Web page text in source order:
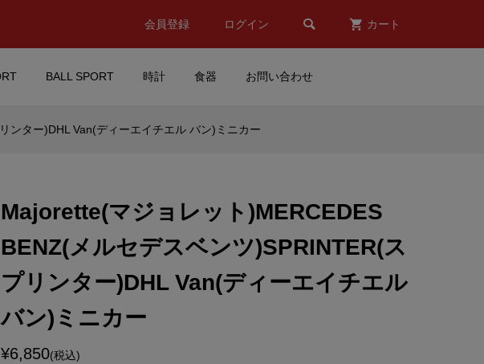
会員登録 ログイン  カート
BALL SPORT 時計 食器 お問い合わせ
(税込)
¥880(税込)
ポルシェ)ロゴマ
カップ(250ml/ホワイト)
(税込)
MOTORMAX(モーターマッ
クス)BMW M3 Coupe(ホワ
ンター)DHL Van(ディーエイチエル バン)ミニカー
Majorette(マジョレット)MERCEDES
BENZ(メルセデスベンツ)SPRINTER(ス
プリンター)DHL Van(ディーエイチエル
バン)ミニカー
¥6,850(税込)